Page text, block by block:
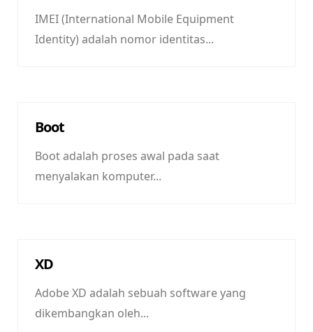
IMEI (International Mobile Equipment
Identity) adalah nomor identitas...
Boot
Boot adalah proses awal pada saat
menyalakan komputer...
XD
Adobe XD adalah sebuah software yang
dikembangkan oleh...